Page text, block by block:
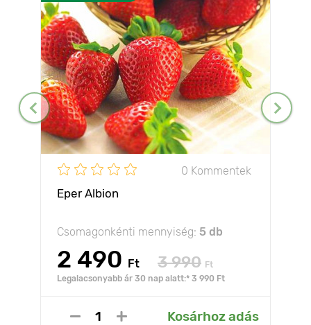
0 Kommentek
Eper Albion
Csomagonkénti mennyiség: 5 db
2 490 Ft 3 990 Ft
Legalacsonyabb ár 30 nap alatt:* 3 990 Ft
Kosárhoz adás